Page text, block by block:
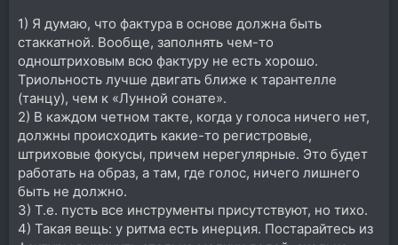
1) Я думаю, что фактура в основе должна быть
стаккатной. Вообще, заполнять чем-то
одноштриховым всю фактуру не есть хорошо.
Триольность лучше двигать ближе к тарантелле
(танцу), чем к «Лунной сонате».
2) В каждом четном такте, когда у голоса ничего нет,
должны происходить какие-то регистровые,
штриховые фокусы, причем нерегулярные. Это будет
работать на образ, а там, где голос, ничего лишнего
быть не должно.
3) Т.е. пусть все инструменты присутствуют, но тихо.
4) Такая вещь: у ритма есть инерция. Постарайтесь из